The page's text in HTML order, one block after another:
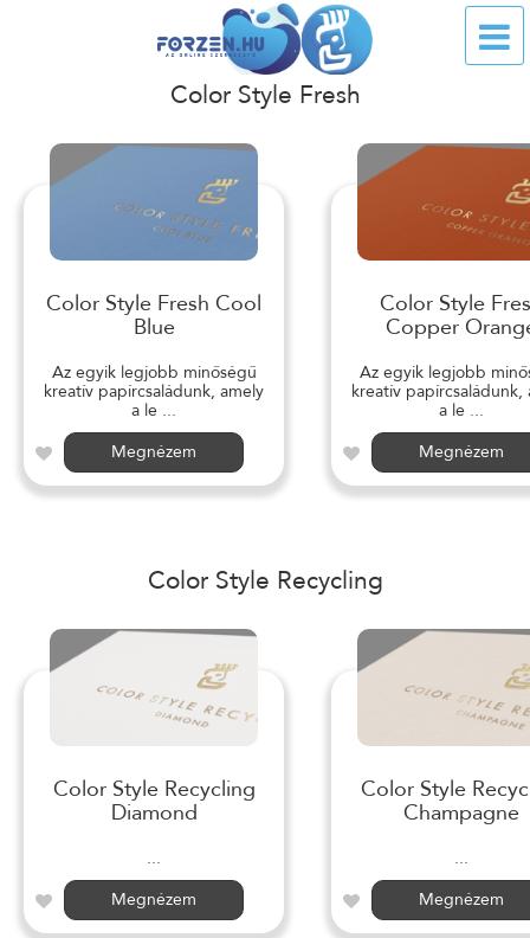
Color Style Fresh
Color Style Fresh Cool
Blue
Az egyik legjobb minőségű
kreatív papírcsaládunk, amely
a le ...
Megnézem
Color Style
Copper
Az egyik legjobb
kreatív papírcsaládunk,
a le ...
Megnézem
Color Style Recycling
Color Style Recycling
Diamond
...
Megnézem
Color Style
Champagne
...
Megnézem